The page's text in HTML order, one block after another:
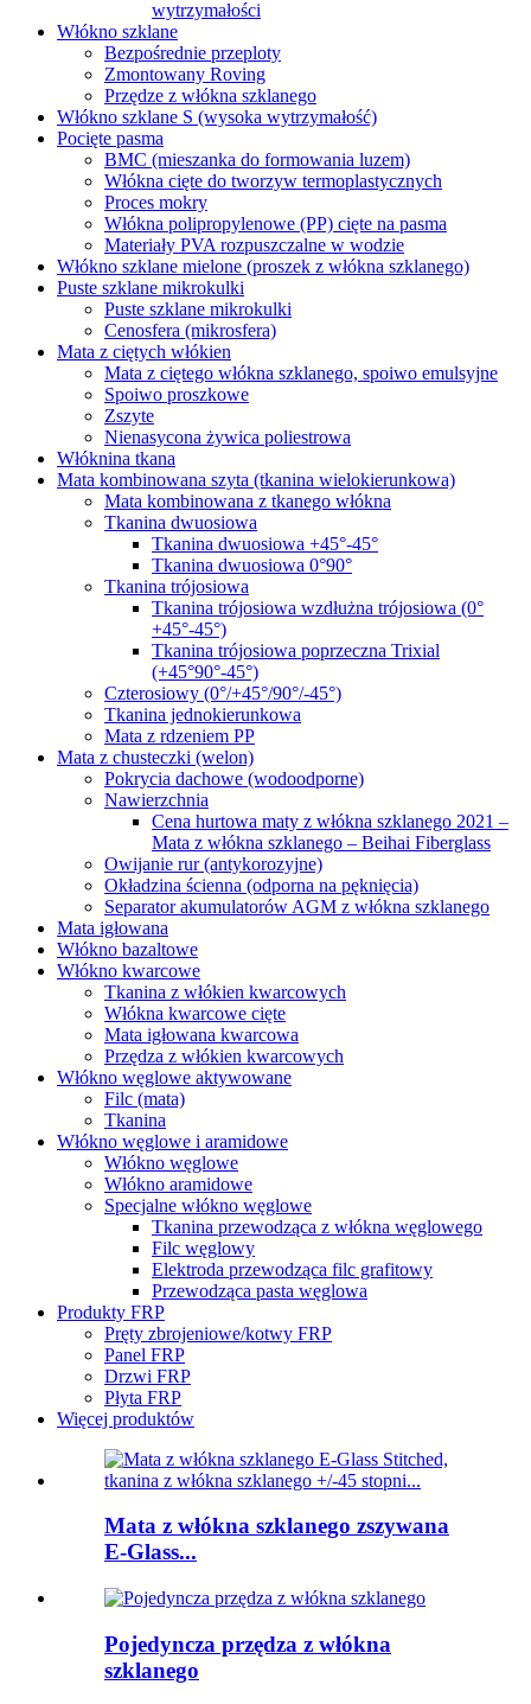
wytrzymałości
Włókno szklane
Bezpośrednie przeploty
Zmontowany Roving
Przędze z włókna szklanego
Włókno szklane S (wysoka wytrzymałość)
Pocięte pasma
BMC (mieszanka do formowania luzem)
Włókna cięte do tworzyw termoplastycznych
Proces mokry
Włókna polipropylenowe (PP) cięte na pasma
Materiały PVA rozpuszczalne w wodzie
Włókno szklane mielone (proszek z włókna szklanego)
Puste szklane mikrokulki
Puste szklane mikrokulki
Cenosfera (mikrosfera)
Mata z ciętych włókien
Mata z ciętego włókna szklanego, spoiwo emulsyjne
Spoiwo proszkowe
Zszyte
Nienasycona żywica poliestrowa
Włóknina tkana
Mata kombinowana szyta (tkanina wielokierunkowa)
Mata kombinowana z tkanego włókna
Tkanina dwuosiowa
Tkanina dwuosiowa +45°-45°
Tkanina dwuosiowa 0°90°
Tkanina trójosiowa
Tkanina trójosiowa wzdłużna trójosiowa (0°
+45°-45°)
Tkanina trójosiowa poprzeczna Trixial
(+45°90°-45°)
Czterosiowy (0°/+45°/90°/-45°)
Tkanina jednokierunkowa
Mata z rdzeniem PP
Mata z chusteczki (welon)
Pokrycia dachowe (wodoodporne)
Nawierzchnia
Cena hurtowa maty z włókna szklanego 2021 –
Mata z włókna szklanego – Beihai Fiberglass
Owijanie rur (antykorozyjne)
Okładzina ścienna (odporna na pęknięcia)
Separator akumulatorów AGM z włókna szklanego
Mata igłowana
Włókno bazaltowe
Włókno kwarcowe
Tkanina z włókien kwarcowych
Włókna kwarcowe cięte
Mata igłowana kwarcowa
Przędza z włókien kwarcowych
Włókno węglowe aktywowane
Filc (mata)
Tkanina
Włókno węglowe i aramidowe
Włókno węglowe
Włókno aramidowe
Specjalne włókno węglowe
Tkanina przewodząca z włókna węglowego
Filc węglowy
Elektroda przewodząca filc grafitowy
Przewodząca pasta węglowa
Produkty FRP
Pręty zbrojeniowe/kotwy FRP
Panel FRP
Drzwi FRP
Płyta FRP
Więcej produktów
Mata z włókna szklanego zszywana
E-Glass...
Pojedyncza przędza z włókna
szklanego